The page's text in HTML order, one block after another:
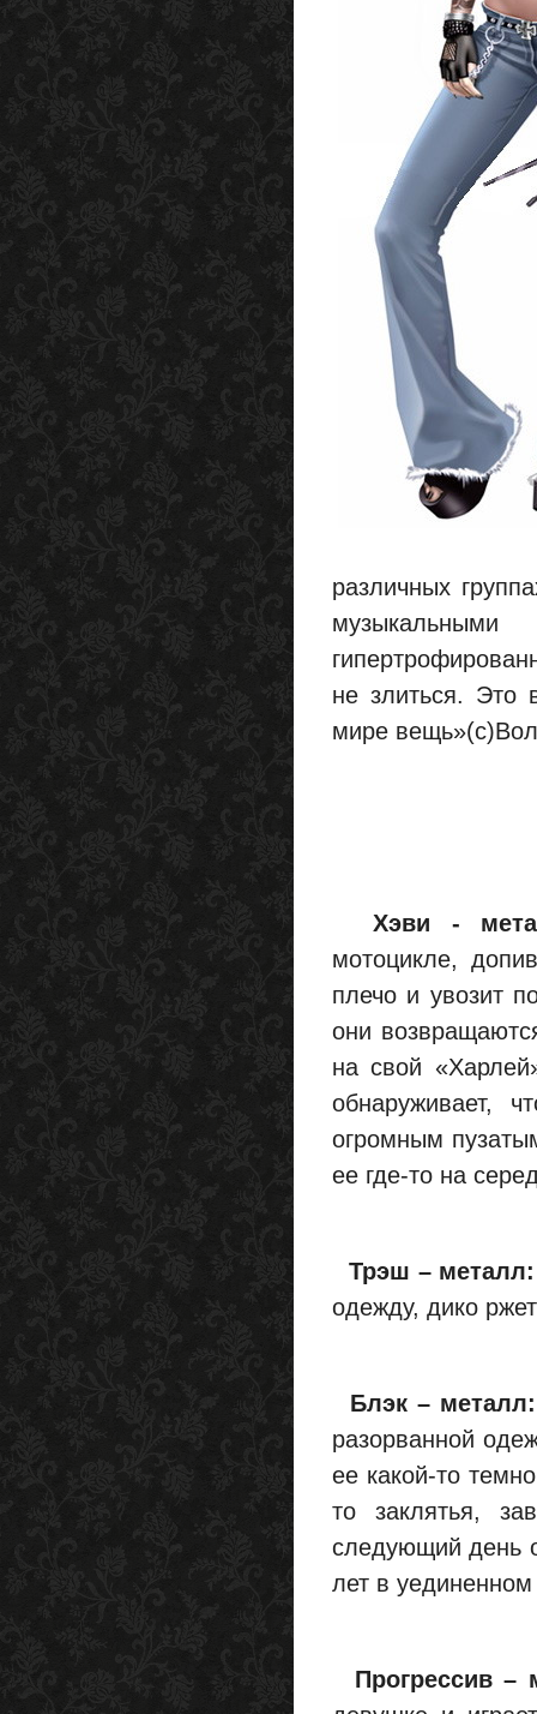
различных
не злиться. Это
мире
Хэви -
мотоцикле,
плечо и увозит
они
на свой
обнаруживает,
огромным
ее где-то на
Трэш – металл:
одежду, дико
Блэк – металл:
разорванной
ее какой-то
то заклятья,
следующий день
лет в
Прогрессив –